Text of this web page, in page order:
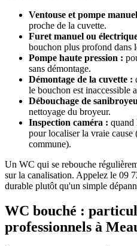
Ventouse et pompe
proche de la cuvette.
Furet manuel ou
bouchon plus profond dans
Pompe haute pression :
sans démontage.
Démontage de la cuvette :
le bouchon est inaccessible
Débouchage de
nettoyage du broyeur.
Inspection caméra : quand
pour localiser la vraie cause
commune).
Un WC qui se rebouche
sur la canalisation. Appelez le 09
durable plutôt qu'un simple
WC bouché :
professionnels à